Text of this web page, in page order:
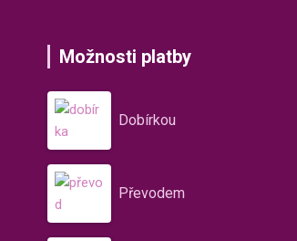
Možnosti platby
Dobírkou
Převodem